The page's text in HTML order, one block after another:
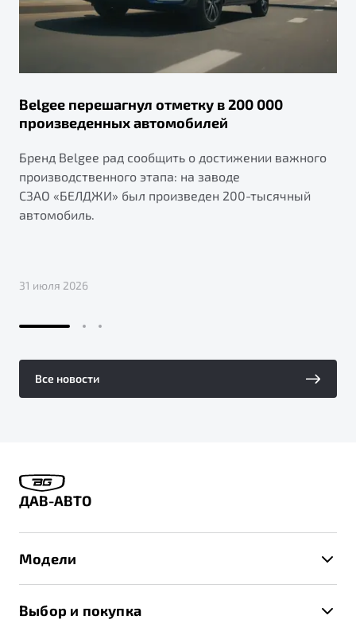
Belgee перешагнул отметку в 200 000
произведенных автомобилей
Бренд Belgee рад сообщить о достижении важного
производственного этапа: на заводе
СЗАО «БЕЛДЖИ» был произведен 200-тысячный
автомобиль.
31 июля 2026
Все новости
ДАВ-АВТО
Модели
Выбор и покупка